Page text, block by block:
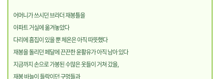
어머니가 쓰시던 브라더 재봉틀을
아파트 거실에 옮겨놓았다
다리에 흠집이 있을 뿐 체온은 아직 따뜻했다
재봉을 돌리던 페달에 끈끈한 윤활유가 아직 남아 있다
지금까지 손으로 가봉된 수많은 옷들이 거쳐 갔을,
재봉 바늘이 들락이던 구멍들과